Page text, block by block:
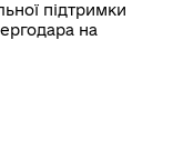
підтримки
на